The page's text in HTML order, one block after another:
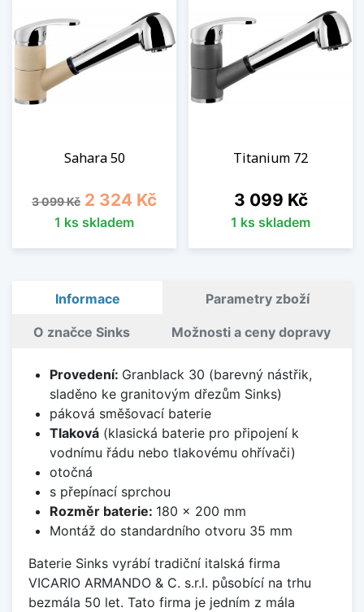
Sahara 50
Běžná cena
3 099 Kč Cena
2 324 Kč
1 ks skladem
Titanium 72
Cena
3 099 Kč
1 ks skladem
Informace Parametry zboží
O značce Sinks Možnosti a ceny dopravy
Provedení: Granblack 30 (barevný nástřik,
sladěno ke granitovým dřezům Sinks)
páková směšovací baterie
Tlaková(klasická baterie pro připojení k
vodnímu řádu nebo tlakovému ohřívači)
otočná
s přepínací sprchou
Rozměr baterie: 180 x 200 mm
Montáž do standardního otvoru 35 mm
Baterie Sinks vyrábí tradiční italská firma
VICARIO ARMANDO & C. s.r.l. působící na trhu
bezmála 50 let. Tato firma je jedním z mála